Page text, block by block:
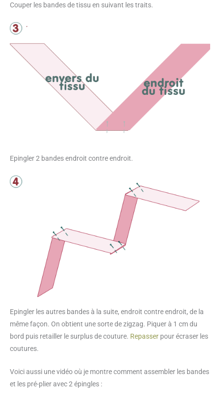
Couper les bandes de tissu en suivant les traits.
Epingler 2 bandes endroit contre endroit.
Epingler les autres bandes à la suite, endroit contre endroit, de la
même façon. On obtient une sorte de zigzag. Piquer à 1 cm du
bord puis retailler le surplus de couture. Repasser pour écraser les
coutures.
Voici aussi une vidéo où je montre comment assembler les bandes
et les pré-plier avec 2 épingles :